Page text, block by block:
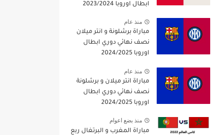
ابطال اوروبا 2023/2024
منذ عام
مباراة برشلونة و انتر ميلان
نصف نهائي دوري ابطال
اوروبا 2024/2025
منذ عام
مباراة انتر ميلان و برشلونة
نصف نهائي دوري ابطال
اوروبا 2024/2025
منذ بضع اعوام
مباراة المغرب و البرتغال ربع